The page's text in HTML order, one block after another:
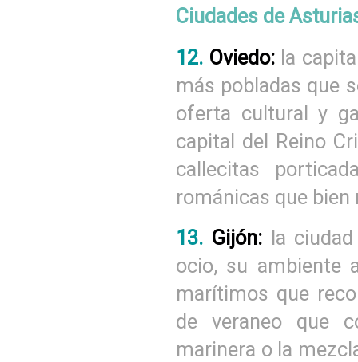
Ciudades de
12. Oviedo: la
más pobladas que
oferta cultural y
capital del Reino
callecitas
románicas que bien
13. Gijón: la
ocio, su ambiente
marítimos que
de veraneo que
marinera o la